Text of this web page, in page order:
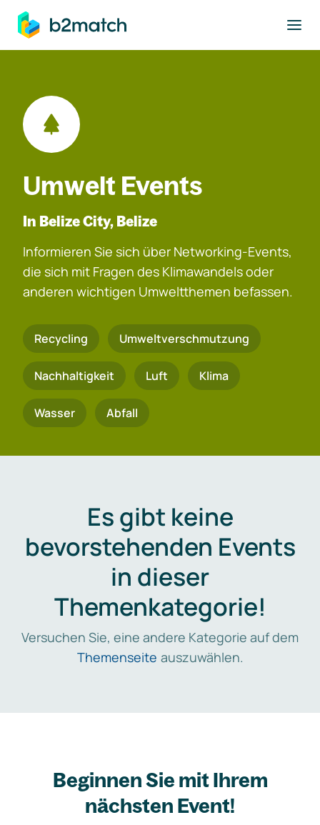
springen
Umwelt Events
In Belize City, Belize
Informieren Sie sich über Networking-Events,
die sich mit Fragen des Klimawandels oder
anderen wichtigen Umweltthemen befassen.
Recycling Umweltverschmutzung
Nachhaltigkeit Luft Klima
Wasser Abfall
Es gibt keine
bevorstehenden Events
in dieser
Themenkategorie!
Versuchen Sie, eine andere Kategorie auf dem
Themenseite auszuwählen.
Beginnen Sie mit Ihrem
nächsten Event!